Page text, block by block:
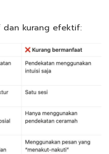
dan kurang efektif: